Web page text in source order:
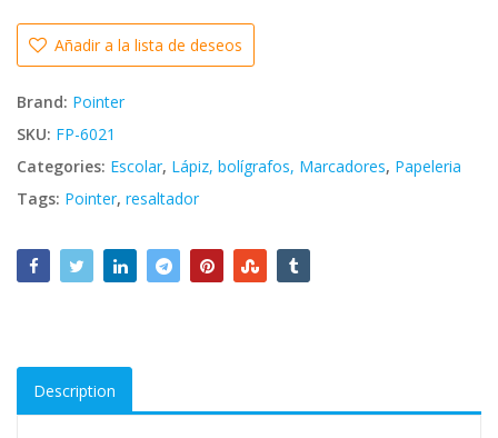
Añadir a la lista de deseos
Brand: Pointer
SKU: FP-6021
Categories: Escolar, Lápiz, bolígrafos, Marcadores, Papeleria
Tags: Pointer, resaltador
Description